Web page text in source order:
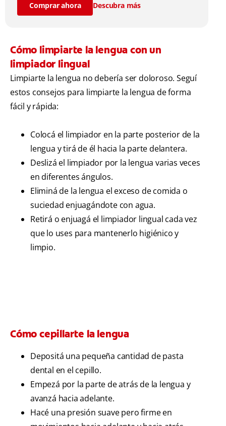
Comprar ahora Descubra más
Cómo limpiarte la lengua con un
limpiador lingual
Limpiarte la lengua no debería ser doloroso. Seguí
estos consejos para limpiarte la lengua de forma
fácil y rápida:
Colocá el limpiador en la parte posterior de la
lengua y tirá de él hacia la parte delantera.
Deslizá el limpiador por la lengua varias veces
en diferentes ángulos.
Eliminá de la lengua el exceso de comida o
suciedad enjuagándote con agua.
Retirá o enjuagá el limpiador lingual cada vez
que lo uses para mantenerlo higiénico y
limpio.
Cómo cepillarte la lengua
Depositá una pequeña cantidad de pasta
dental en el cepillo.
Empezá por la parte de atrás de la lengua y
avanzá hacia adelante.
Hacé una presión suave pero firme en